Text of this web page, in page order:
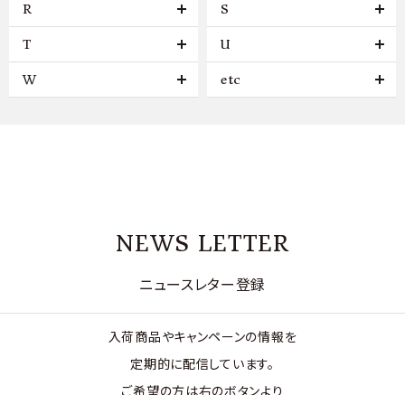
R S
T U
W etc
NEWS LETTER
ニュースレター登録
入荷商品やキャンペーンの情報を
定期的に配信しています。
ご希望の方は右のボタンより